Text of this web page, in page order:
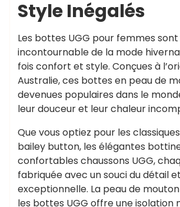
Style Inégalés
Les bottes UGG pour femmes
incontournable de la mode
fois confort et style. Conçues à
Australie, ces bottes en peau de
devenues populaires dans le
leur douceur et leur chaleur
Que vous optiez pour les
bailey button, les élégantes
confortables chaussons UGG,
fabriquée avec un souci du détail
exceptionnelle. La peau de
les bottes UGG offre une isolation